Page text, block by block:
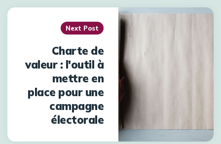
Next Post
Charte de
valeur : l'outil à
mettre en
place pour une
campagne
électorale